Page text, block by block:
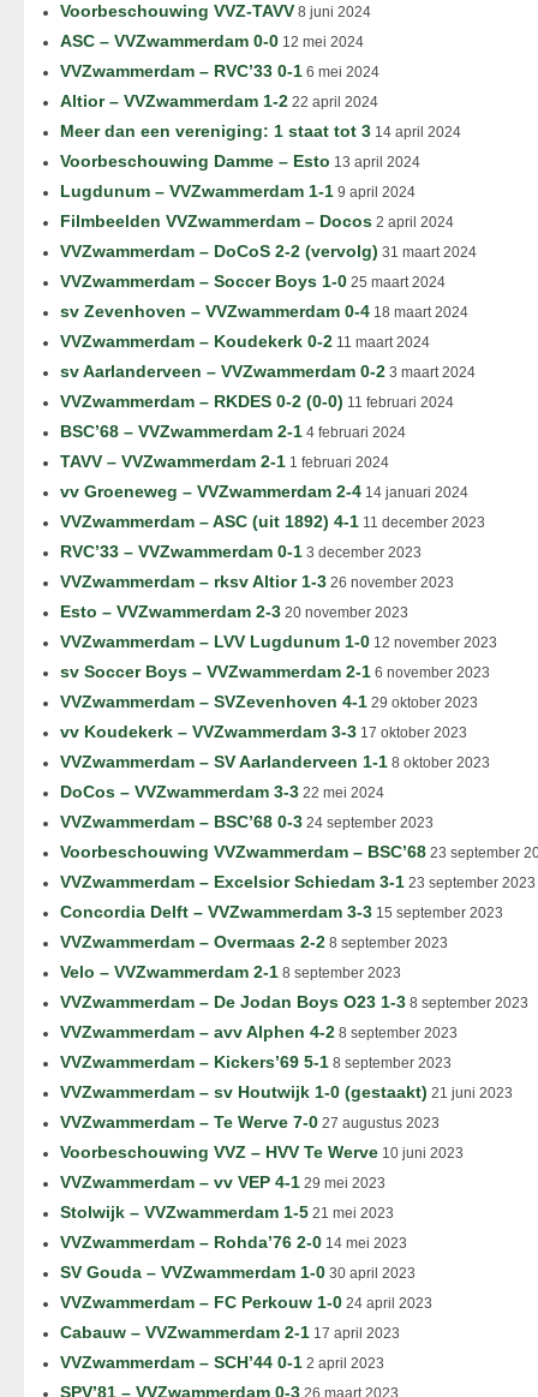
Voorbeschouwing VVZ-TAVV 8 juni 2024
ASC – VVZwammerdam 0-0 12 mei 2024
VVZwammerdam – RVC’33 0-1 6 mei 2024
Altior – VVZwammerdam 1-2 22 april 2024
Meer dan een vereniging: 1 staat tot 3 14 april 2024
Voorbeschouwing Damme – Esto 13 april 2024
Lugdunum – VVZwammerdam 1-1 9 april 2024
Filmbeelden VVZwammerdam – Docos 2 april 2024
VVZwammerdam – DoCoS 2-2 (vervolg) 31 maart 2024
VVZwammerdam – Soccer Boys 1-0 25 maart 2024
sv Zevenhoven – VVZwammerdam 0-4 18 maart 2024
VVZwammerdam – Koudekerk 0-2 11 maart 2024
sv Aarlanderveen – VVZwammerdam 0-2 3 maart 2024
VVZwammerdam – RKDES 0-2 (0-0) 11 februari 2024
BSC’68 – VVZwammerdam 2-1 4 februari 2024
TAVV – VVZwammerdam 2-1 1 februari 2024
vv Groeneweg – VVZwammerdam 2-4 14 januari 2024
VVZwammerdam – ASC (uit 1892) 4-1 11 december 2023
RVC’33 – VVZwammerdam 0-1 3 december 2023
VVZwammerdam – rksv Altior 1-3 26 november 2023
Esto – VVZwammerdam 2-3 20 november 2023
VVZwammerdam – LVV Lugdunum 1-0 12 november 2023
sv Soccer Boys – VVZwammerdam 2-1 6 november 2023
VVZwammerdam – SVZevenhoven 4-1 29 oktober 2023
vv Koudekerk – VVZwammerdam 3-3 17 oktober 2023
VVZwammerdam – SV Aarlanderveen 1-1 8 oktober 2023
DoCos – VVZwammerdam 3-3 22 mei 2024
VVZwammerdam – BSC’68 0-3 24 september 2023
Voorbeschouwing VVZwammerdam – BSC’68 23 september
VVZwammerdam – Excelsior Schiedam 3-1 23 september 2023
Concordia Delft – VVZwammerdam 3-3 15 september 2023
VVZwammerdam – Overmaas 2-2 8 september 2023
Velo – VVZwammerdam 2-1 8 september 2023
VVZwammerdam – De Jodan Boys O23 1-3 8 september 2023
VVZwammerdam – avv Alphen 4-2 8 september 2023
VVZwammerdam – Kickers’69 5-1 8 september 2023
VVZwammerdam – sv Houtwijk 1-0 (gestaakt) 21 juni 2023
VVZwammerdam – Te Werve 7-0 27 augustus 2023
Voorbeschouwing VVZ – HVV Te Werve 10 juni 2023
VVZwammerdam – vv VEP 4-1 29 mei 2023
Stolwijk – VVZwammerdam 1-5 21 mei 2023
VVZwammerdam – Rohda’76 2-0 14 mei 2023
SV Gouda – VVZwammerdam 1-0 30 april 2023
VVZwammerdam – FC Perkouw 1-0 24 april 2023
Cabauw – VVZwammerdam 2-1 17 april 2023
VVZwammerdam – SCH’44 0-1 2 april 2023
SPV’81 – VVZwammerdam 0-3 26 maart 2023